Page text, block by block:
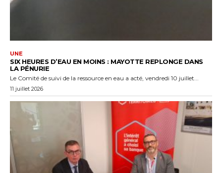
UNE
SIX HEURES D’EAU EN MOINS : MAYOTTE REPLONGE DANS
LA PÉNURIE
Le Comité de suivi de la ressource en eau a acté, vendredi 10 juillet...
11 juillet 2026